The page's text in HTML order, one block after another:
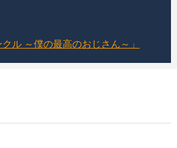
ル ～僕の最高のおじさん～」